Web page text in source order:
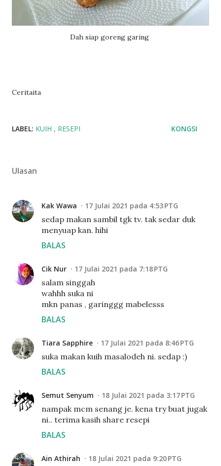
Dah siap goreng garing
Ceritaita
LABEL: KUIH RESEPI KONGSI
Ulasan
Kak Wawa 17 Julai 2021 pada 4:53 PTG
sedap makan sambil tgk tv. tak sedar duk
menyuap kan. hihi
BALAS
Cik Nur 17 Julai 2021 pada 7:18 PTG
salam singgah
wahhh suka ni
mkn panas , garinggg mabelesss
BALAS
Tiara Sapphire 17 Julai 2021 pada 8:46 PTG
suka makan kuih masalodeh ni. sedap :)
BALAS
Semut Senyum 18 Julai 2021 pada 3:17 PTG
nampak mcm senang je. kena try buat jugak
ni.. terima kasih share resepi
BALAS
Ain Athirah 18 Julai 2021 pada 9:20 PTG